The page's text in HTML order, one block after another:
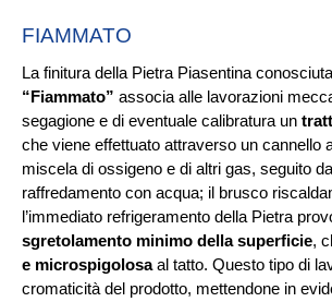
FIAMMATO
La finitura della Pietra Piasentina
“Fiammato” associa alle lavorazioni
segagione e di eventuale calibratura un
che viene effettuato attraverso un cannello
miscela di ossigeno e di altri gas, seguito
raffredamento con acqua; il brusco
l’immediato refrigeramento della Pietra
sgretolamento minimo della superficie,
e microspigolosaal tatto. Questo tipo di
cromaticità del prodotto, mettendone in